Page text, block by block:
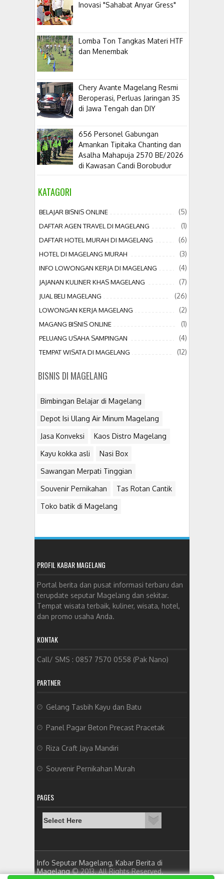
Inovasi "Sahabat Anyar Gress"
Lomba Ton Tangkas Materi HTF
dan Menembak
​Chery Avante Magelang Resmi
Beroperasi, Perluas Jaringan 3S
di Jawa Tengah dan DIY
656 Personel Gabungan
Amankan Tipitaka Chanting dan
Asalha Mahapuja 2570 BE/2026
di Kawasan Candi Borobudur
KATAGORI
BELAJAR BISNIS ONLINE (5)
DAFTAR AGEN TRAVEL DI MAGELANG (1)
DAFTAR HOTEL MURAH DI MAGELANG (6)
HOTEL DI MAGELANG MURAH (3)
INFO LOWONGAN KERJA DI MAGELANG (4)
JAJANAN KULINER KHAS MAGELANG (7)
JUAL BELI MAGELANG (26)
LOWONGAN KERJA MAGELANG (2)
MAGANG BISNIS ONLINE (1)
PELUANG USAHA SAMPINGAN (4)
TEMPAT WISATA DI MAGELANG (12)
BISNIS DI MAGELANG
Bimbingan Belajar di Magelang
Depot Isi Ulang Air Minum Magelang
Jasa Konveksi Kaos Distro Magelang
Kayu kokka asli Nasi Box
Sawangan Merpati Tinggian
Souvenir Pernikahan Tas Rotan Cantik
Toko batik di Magelang
PROFIL KABAR MAGELANG
Portal berita dan pusat informasi terbaru dan
terupdate seputar Magelang dan sekitar.
Tempat wisata terbaik, kuliner, wisata, hotel,
dan promo usaha Anda.
KONTAK
Call/ SMS : 0857 7570 0558 (Pak Nano)
PARTNER
Gelang Tasbih Kayu dan Batu
Panel Pagar Beton Precast Pracetak
Riza Craft Jaya Mandiri
Souvenir Pernikahan Murah
PAGES
Info Seputar Magelang, Kabar Berita di
Magelang© 2013. All Rights Reserved.